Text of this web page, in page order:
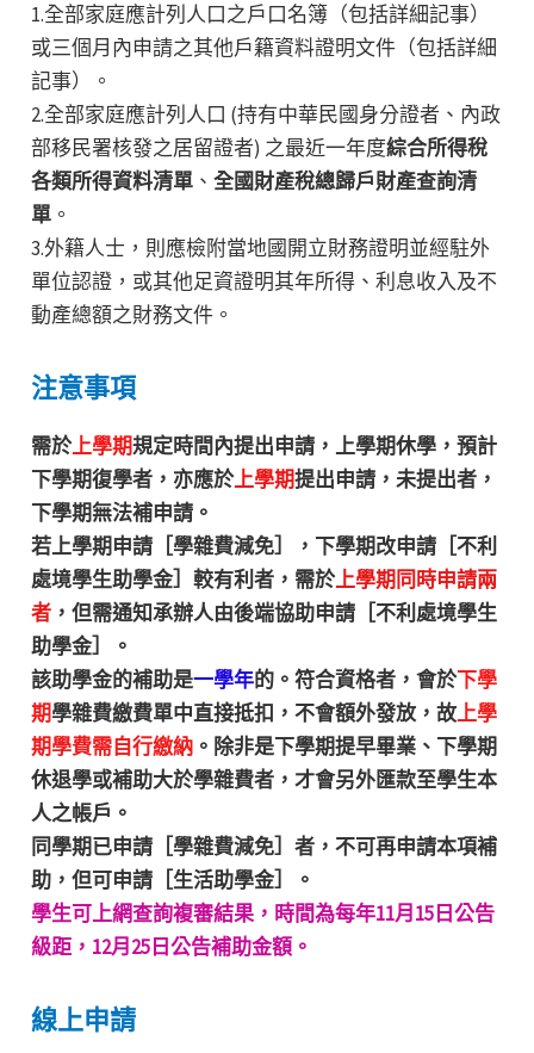
1.全部家庭應計列人口之戶口名簿（包括詳細記事）
或三個月內申請之其他戶籍資料證明文件（包括詳細
記事）。
2.全部家庭應計列人口 (持有中華民國身分證者、內政
部移民署核發之居留證者) 之最近一年度綜合所得稅
各類所得資料清單、 全國財產稅總歸戶財產查詢清
單。
3.外籍人士，則應檢附當地國開立財務證明並經駐外
單位認證，或其他足資證明其年所得、利息收入及不
動產總額之財務文件。
注意事項
需於上學期規定時間內提出申請，上學期休學，預計
下學期復學者，亦應於上學期提出申請，未提出者，
下學期無法補申請。
若上學期申請［學雜費減免］，下學期改申請［不利
處境學生助學金］較有利者，需於上學期同時申請兩
者，但需通知承辦人由後端協助申請［不利處境學生
助學金］。
該助學金的補助是一學年的。符合資格者，會於下學
期學雜費繳費單中直接抵扣，不會額外發放，故上學
期學費需自行繳納。除非是下學期提早畢業、下學期
休退學或補助大於學雜費者，才會另外匯款至學生本
人之帳戶。
同學期已申請［學雜費減免］者，不可再申請本項補
助，但可申請［生活助學金］。
學生可上網查詢複審結果，時間為每年11月15日公告
級距，12月25日公告補助金額。
線上申請